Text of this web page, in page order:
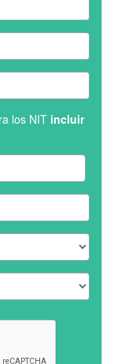
los NIT incluir